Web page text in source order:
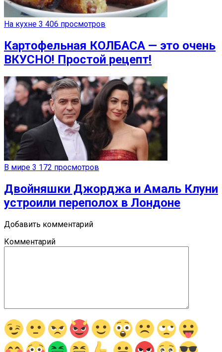
На кухне 3 406 просмотров
Картофельная КОЛБАСА — это очень
ВКУСНО! Простой рецепт!
В мире 3 172 просмотров
Двойняшки Джорджа и Амаль Клуни
устроили переполох в Лондоне
Добавить комментарий
Комментарий